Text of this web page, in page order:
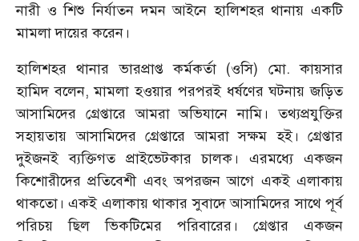
নারী ও শিশু নির্যাতন দমন আইনে হালিশহর থানায় একটি
মামলা দায়ের করেন।
হালিশহর থানার ভারপ্রাপ্ত কর্মকর্তা (ওসি) মো. কায়সার
হামিদ বলেন, মামলা হওয়ার পরপরই ধর্ষণের ঘটনায় জড়িত
আসামিদের গ্রেপ্তারে আমরা অভিযানে নামি। তথ্যপ্রযুক্তির
সহায়তায় আসামিদের গ্রেপ্তারে আমরা সক্ষম হই। গ্রেপ্তার
দুইজনই ব্যক্তিগত প্রাইভেটকার চালক। এরমধ্যে একজন
কিশোরীদের প্রতিবেশী এবং অপরজন আগে একই এলাকায়
থাকতো। একই এলাকায় থাকার সুবাদে আসামিদের সাথে পূর্ব
পরিচয় ছিল ভিকটিমের পরিবারের। গ্রেপ্তার একজন